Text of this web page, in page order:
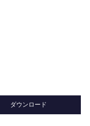
ダウンロード